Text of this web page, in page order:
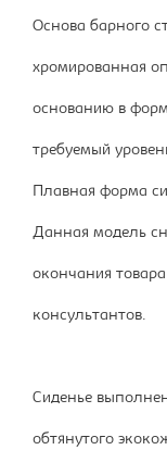
Основа барного
хромированная
основанию в
требуемый
Плавная форма
Данная модель
окончания
консультантов.
Сиденье
обтянутого